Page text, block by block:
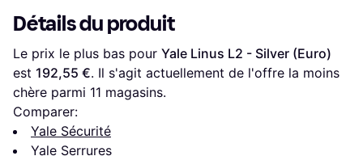
Détails du produit
Le prix le plus bas pour Yale Linus L2 - Silver (Euro)
est 192,55 €. Il s'agit actuellement de l'offre la moins
chère parmi 11 magasins.
Comparer:
Yale Sécurité
Yale Serrures